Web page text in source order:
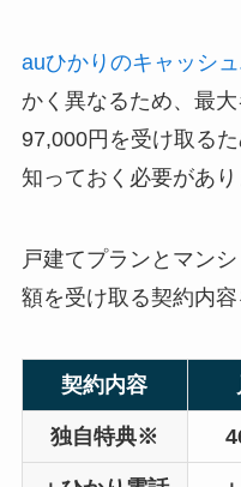
auひかりのキャッシ
かく異なるため、最
97,000円を受け取る
知っておく必要があり
戸建てプランとマン
額を受け取る契約内容
契約内容
独自特典※